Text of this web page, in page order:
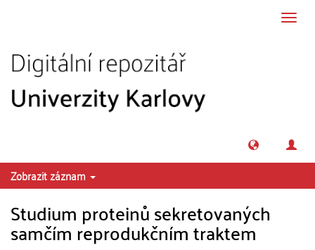
Zobrazit záznam
Studium proteinů sekretovaných
samčím reprodukčním traktem